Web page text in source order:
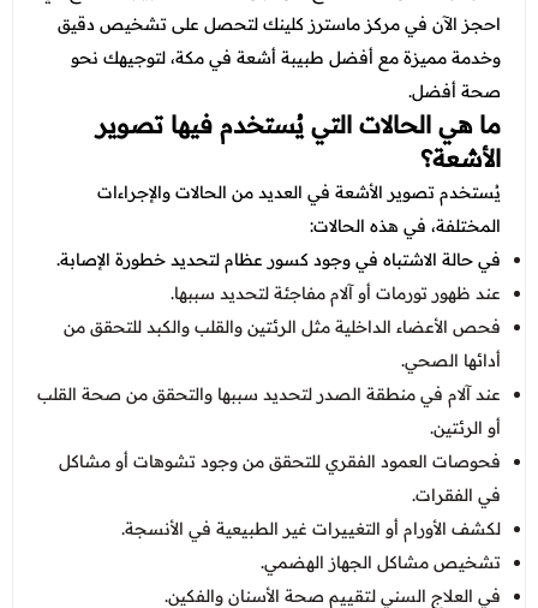
عروض العناية بالشعر
عروض الرجال
عروض جراحات التجميل
عروض قسم الطوارئ
عروض المختبر
عروض الاشعة
عروض الباطنة
عروض العظام
عروض الانف والاذن والحنجرة
عروض العلاج الطبيعي
احجز الآن في مركز ماسترز كلينك لتحصل على تشخيص دقيق
وخدمة مميزة مع أفضل طبيبة أشعة في مكة، لتوجيهك نحو
صحة أفضل.
ما هي الحالات التي يُستخدم فيها تصوير
الأشعة؟
يُستخدم تصوير الأشعة في العديد من الحالات والإجراءات
المختلفة، في هذه الحالات:
في حالة الاشتباه في وجود كسور عظام لتحديد خطورة الإصابة.
عند ظهور تورمات أو آلام مفاجئة لتحديد سببها.
فحص الأعضاء الداخلية مثل الرئتين والقلب والكبد للتحقق من
أدائها الصحي.
عند آلام في منطقة الصدر لتحديد سببها والتحقق من صحة القلب
أو الرئتين.
فحوصات العمود الفقري للتحقق من وجود تشوهات أو مشاكل
في الفقرات.
لكشف الأورام أو التغييرات غير الطبيعية في الأنسجة.
تشخيص مشاكل الجهاز الهضمي.
في العلاج السني لتقييم صحة الأسنان والفكين.